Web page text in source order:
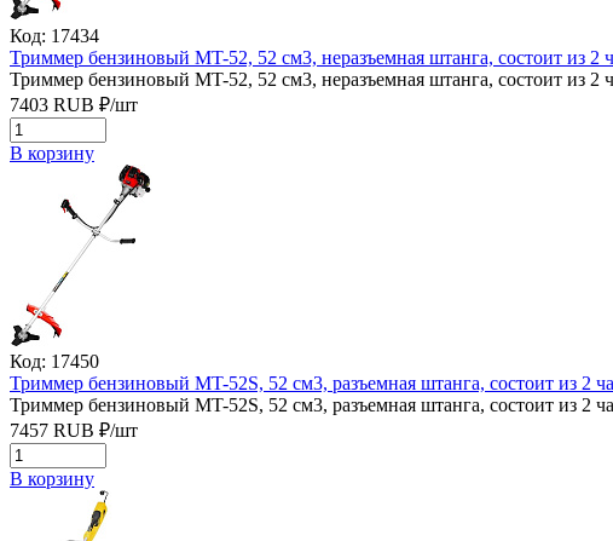
Код: 17434
Триммер бензиновый MT-52, 52 см3, неразъемная штанга, состоит из 2
Триммер бензиновый MT-52, 52 см3, неразъемная штанга, состоит из 2
7403 RUB ₽/шт
В корзину
Код: 17450
Триммер бензиновый MT-52S, 52 см3, разъемная штанга, состоит из 2
Триммер бензиновый MT-52S, 52 см3, разъемная штанга, состоит из 2
7457 RUB ₽/шт
В корзину